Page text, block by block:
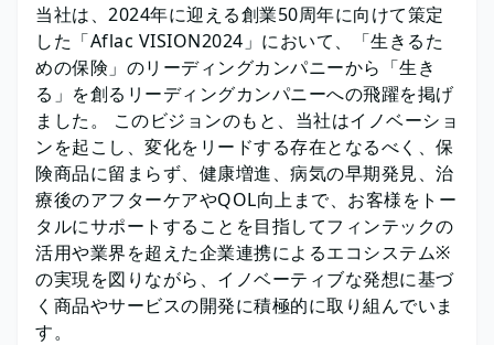
当社は、2024年に迎える創業50周年に向けて策定
した「Aflac VISION2024」において、「生きるた
めの保険」のリーディングカンパニーから「生き
る」を創るリーディングカンパニーへの飛躍を掲げ
ました。 このビジョンのもと、当社はイノベーショ
ンを起こし、変化をリードする存在となるべく、保
険商品に留まらず、健康増進、病気の早期発見、治
療後のアフターケアやQOL向上まで、お客様をトー
タルにサポートすることを目指してフィンテックの
活用や業界を超えた企業連携によるエコシステム※
の実現を図りながら、イノベーティブな発想に基づ
く商品やサービスの開発に積極的に取り組んでいま
す。